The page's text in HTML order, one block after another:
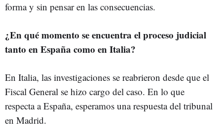
forma y sin pensar en las consecuencias.
¿En qué momento se encuentra el proceso judicial
tanto en España como en Italia?
En Italia, las investigaciones se reabrieron desde que el
Fiscal General se hizo cargo del caso. En lo que
respecta a España, esperamos una respuesta del tribunal
en Madrid.